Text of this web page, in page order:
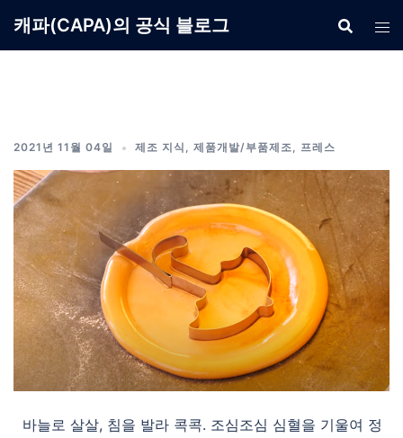
캐파(CAPA)의 공식 블로그
2021년 11월 04일 제조 지식 , 제품개발/부품제조, 프레스
바늘로 살살, 침을 발라 콕콕. 조심조심 심혈을 기울여 정